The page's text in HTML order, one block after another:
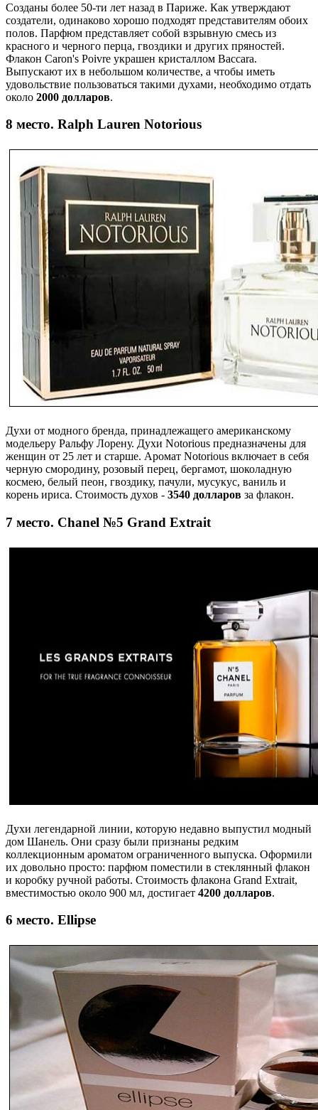
Созданы более 50-ти лет назад в Париже. Как утверждают
создатели, одинаково хорошо подходят представителям обоих
полов. Парфюм представляет собой взрывную смесь из
красного и черного перца, гвоздики и других пряностей.
Флакон Caron's Poivre украшен кристаллом Baccara.
Выпускают их в небольшом количестве, а чтобы иметь
удовольствие пользоваться такими духами, необходимо отдать
около 2000 долларов.
8 место. Ralph Lauren Notorious
Духи от модного бренда, принадлежащего американскому
модельеру Ральфу Лорену. Духи Notorious предназначены для
женщин от 25 лет и старше. Аромат Notorious включает в себя
черную смородину, розовый перец, бергамот, шоколадную
космею, белый пеон, гвоздику, пачули, мусукус, ваниль и
корень ириса. Стоимость духов - 3540 долларов за флакон.
7 место. Chanel №5 Grand Extrait
Духи легендарной линии, которую недавно выпустил модный
дом Шанель. Они сразу были признаны редким
коллекционным ароматом ограниченного выпуска. Оформили
их довольно просто: парфюм поместили в стеклянный флакон
и коробку ручной работы. Стоимость флакона Grand Extrait,
вместимостью около 900 мл, достигает 4200 долларов.
6 место. Ellipse